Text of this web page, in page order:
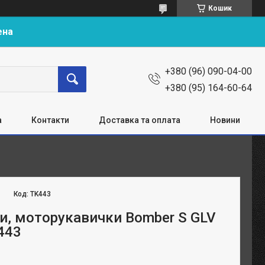
Кошик
+380 (96) 090-04-00
+380 (95) 164-60-64
Контакти Доставка та оплата Новини
Код:TK443
моторукавички Bomber S GLV